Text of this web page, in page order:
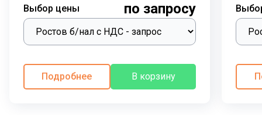
Выбор цены по запросу
Подробнее В корзину